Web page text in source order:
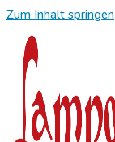
Zum Inhalt springen